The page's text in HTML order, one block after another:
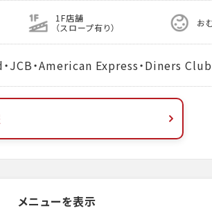
1F店舗
（スロープ有り） お
JCB・American Express・Diners Club
メニューを表示